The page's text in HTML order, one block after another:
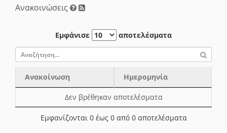
Ανακοινώσεις
Εμφάνισε αποτελέσματα
Ανακοίνωση
Ημερομηνία
Ανακοίνωση
Ημερομηνία
Δεν βρέθηκαν αποτελέσματα
Εμφανίζονται 0 έως 0 από 0 αποτελέσματα